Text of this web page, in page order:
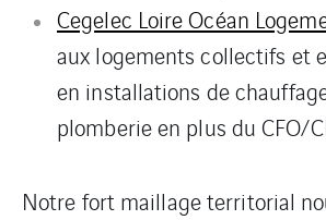
Cegelec Loire Océan
aux logements collectifs et
en installations de
plomberie en plus du CFO/
Notre fort maillage territorial